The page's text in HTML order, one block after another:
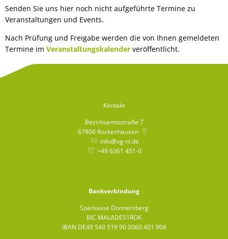
Mobilität (ÖPNV)
Links mit Bezug zur jüdischen
Bürgerbus
Senden Sie uns hier noch nicht aufgeführte Termine zu
Veranstaltungen und Events.
Nach Prüfung und Freigabe werden die von Ihnen gemeldeten
Termine im Veranstaltungskalender veröffentlicht.
Kontakt
Bezirksamtsstraße 7
67806 Rockenhausen
info@vg-nl.de
+49 6361 451-0
Bankverbindung
Sparkasse Donnersberg
BIC MALADE51ROK
IBAN DE49 540 519 90 0060 401 908